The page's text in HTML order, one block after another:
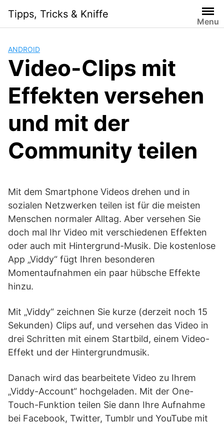
i
Tipps, Tricks & Kniffe
Menu
ANDROID
Video-Clips mit
Effekten versehen
und mit der
Community teilen
Mit dem Smartphone Videos drehen und in
sozialen Netzwerken teilen ist für die meisten
Menschen normaler Alltag. Aber versehen Sie
doch mal Ihr Video mit verschiedenen Effekten
oder auch mit Hintergrund-Musik. Die kostenlose
App „Viddy“ fügt Ihren besonderen
Momentaufnahmen ein paar hübsche Effekte
hinzu.
Mit „Viddy“ zeichnen Sie kurze (derzeit noch 15
Sekunden) Clips auf, und versehen das Video in
drei Schritten mit einem Startbild, einem Video-
Effekt und der Hintergrundmusik.
Danach wird das bearbeitete Video zu Ihrem
„Viddy-Account“ hochgeladen. Mit der One-
Touch-Funktion teilen Sie dann Ihre Aufnahme
bei Facebook, Twitter, Tumblr und YouTube mit